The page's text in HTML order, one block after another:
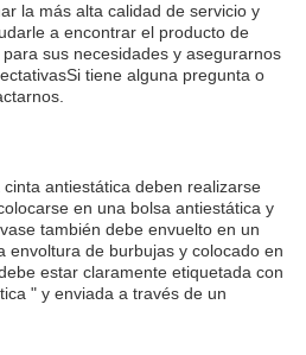
la más alta calidad de servicio y
a encontrar el producto de
sus necesidades y asegurarnos
tiene alguna pregunta o
antiestática deben realizarse
en una bolsa antiestática y
también debe envuelto en un
envoltura de burbujas y colocado en
estar claramente etiquetada con
" y enviada a través de un